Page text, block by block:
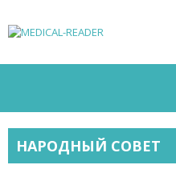
НАРОДНЫЙ СОВЕТ